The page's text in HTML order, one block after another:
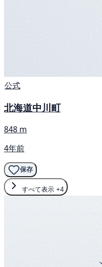
公式
北海道中川町
848 m
4年前
保存
すべて表示 +4